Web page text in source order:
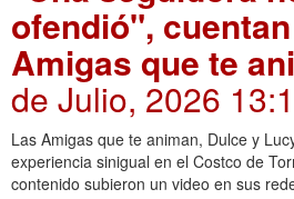
ofendió",
Amigas que te
de Julio, 2026
Las Amigas que te animan, Dulce y
experiencia sinigual en el Costco de
contenido subieron un video en sus